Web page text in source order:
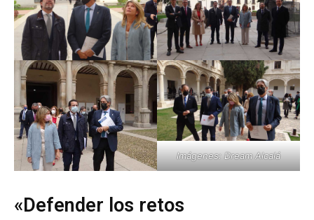
Imágenes: Dream Alcalá
«Defender los retos